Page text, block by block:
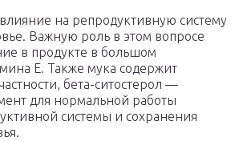
на репродуктивную систему
Важную роль в этом вопросе
в продукте в большом
Е. Также мука содержит
бета-ситостерол —
для нормальной работы
системы и сохранения